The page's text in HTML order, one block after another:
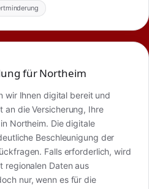
für Northeim
wir Ihnen digital bereit und
an die Versicherung, Ihre
Northeim. Die digitale
Beschleunigung der
Falls erforderlich, wird
regionalen Daten aus
nur, wenn es für die